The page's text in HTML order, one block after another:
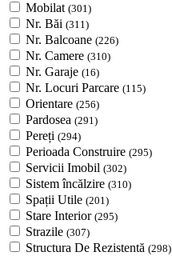
Mobilat (301)
Nr. Băi (311)
Nr. Balcoane (226)
Nr. Camere (310)
Nr. Garaje (16)
Nr. Locuri Parcare (115)
Orientare (256)
Pardosea (291)
Pereți (294)
Perioada Construire (295)
Servicii Imobil (302)
Sistem încălzire (310)
Spații Utile (201)
Stare Interior (295)
Strazile (307)
Structura De Rezistentă (298)